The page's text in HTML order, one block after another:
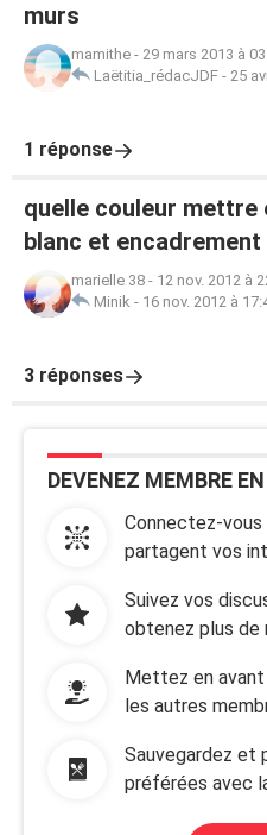
murs
mamithe - 29 mars 2013 à
Laëtitia_rédacJDF - 25
1 réponse
quelle couleur mettre
blanc et encadrement
marielle 38 - 12 nov. 2012 à
Minik - 16 nov. 2012 à
3 réponses
DEVENEZ MEMBRE
Connectez-
partagent vos
Suivez vos
obtenez plus de
Mettez en
les autres
Sauvegardez et
préférées avec